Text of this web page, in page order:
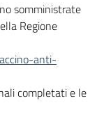
somministrate
Regione
anti-
completati e le